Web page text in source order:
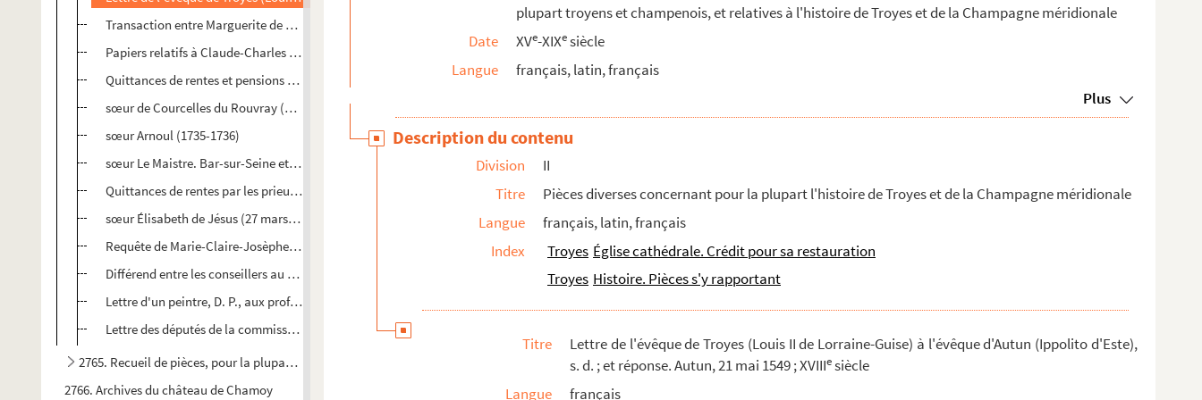
Transaction entre Marguerite de Bourbon, femme de François de Clèves, duc de Nivernais, marquis d'Is...
Papiers relatifs à Claude-Charles Noché, conseiller au bailliage et siège présidial de Troyes (1778)
Quittances de rentes et pensions par les abbesses et religieuses de Notre-Dame-des-Prés-Iez-Troyes :...
sœur de Courcelles du Rouvray (1741-1744)
sœur Arnoul (1735-1736)
sœur Le Maistre. Bar-sur-Seine et Foicy (1740 et 1746)
Quittances de rentes par les prieures des Carmélites de Troyes : sœur Marie-Emmanuelle de Saint-Jose...
sœur Élisabeth de Jésus (27 mars et 3 octobre 1692)
Requête de Marie-Claire-Josèphe Pidansat, veuve Parisot, et de Marguerite Martinot-Saint-Augustin, r...
Différend entre les conseillers au bailliage et l'échevinage de Troyes, au sujet des billets de loge...
Lettre d'un peintre, D. P., aux professeurs de l'École gratuite de dessin de Troyes, sur certaines r...
Lettre des députés de la commission intermédiaire de la province de Champagne à MM. du bureau interm...
2765. Recueil de pièces, pour la plupart originales, concernant la famille Largentier de Chapelaines
2766. Archives du château de Chamoy
plupart troyens et champenois, et relatives à l'histoire de Troyes et de la Champagne méridionale
Date
XVe-XIXesiècle
Langue
français, latin, français
Plus
Description du contenu
Division
II
Titre
Pièces diverses concernant pour la plupart l'histoire de Troyes et de la Champagne méridionale
Langue
français, latin, français
Index
Troyes Église cathédrale. Crédit pour sa restauration
Troyes Histoire. Pièces s'y rapportant
Titre
Lettre de l'évêque de Troyes (Louis II de Lorraine-Guise) à l'évêque d'Autun (Ippolito d'Este),
s. d. ; et réponse. Autun, 21 mai 1549 ; XVIIIesiècle
Langue
français